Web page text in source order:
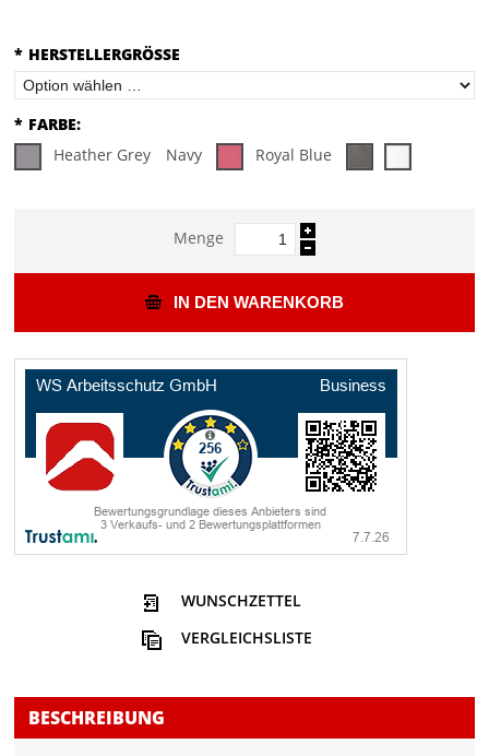
* HERSTELLERGRÖSSE
* FARBE:
Heather Grey
Navy Royal Blue
Menge
IN DEN WARENKORB
WUNSCHZETTEL
VERGLEICHSLISTE
BESCHREIBUNG